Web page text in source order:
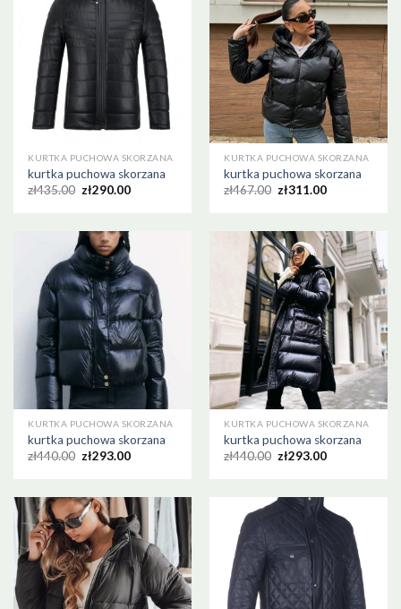
KURTKA PUCHOWA SKORZANA
kurtka puchowa skorzana
zł435.00 zł290.00
KURTKA PUCHOWA SKORZANA
kurtka puchowa skorzana
zł467.00 zł311.00
KURTKA PUCHOWA SKORZANA
kurtka puchowa skorzana
zł440.00 zł293.00
KURTKA PUCHOWA SKORZANA
kurtka puchowa skorzana
zł440.00 zł293.00